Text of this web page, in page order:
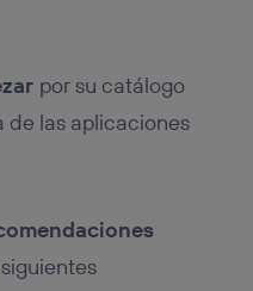
por su catálogo
de las aplicaciones